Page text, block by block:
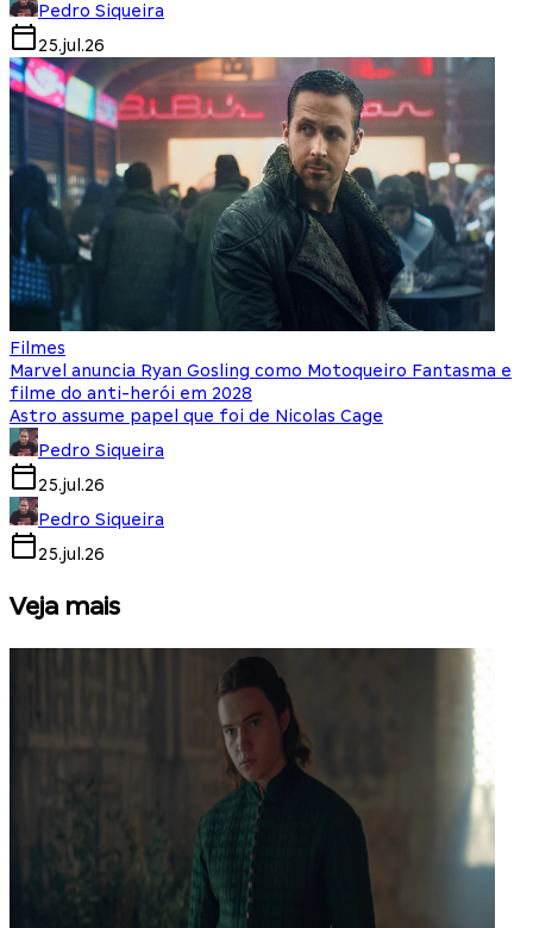
Pedro Siqueira
25.jul.26
Filmes
Marvel anuncia Ryan Gosling como Motoqueiro Fantasma e
filme do anti-herói em 2028
Astro assume papel que foi de Nicolas Cage
Pedro Siqueira
25.jul.26
Pedro Siqueira
25.jul.26
Veja mais